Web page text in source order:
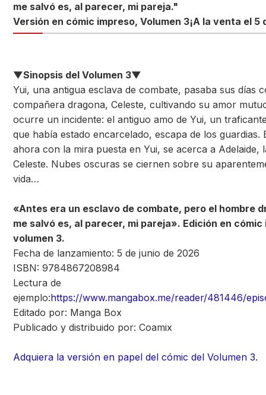
me salvó es, al parecer, mi pareja."
Versión en cómic impreso, Volumen 3¡A la venta el 5
▼Sinopsis del Volumen 3▼
Yui, una antigua esclava de combate, pasaba sus días
compañera dragona, Celeste, cultivando su amor
ocurre un incidente: el antiguo amo de Yui, un
que había estado encarcelado, escapa de los guardias.
ahora con la mira puesta en Yui, se acerca a Adelaide,
Celeste. Nubes oscuras se ciernen sobre su
vida…
«Antes era un esclavo de combate, pero el hombre
me salvó es, al parecer, mi pareja». Edición en cómic
volumen 3.
Fecha de lanzamiento: 5 de junio de 2026
ISBN: 9784867208984
Lectura de
ejemplo:https://www.mangabox.me/reader/481446/
Editado por: Manga Box
Publicado y distribuido por: Coamix
Adquiera la versión en papel del cómic del Volumen 3.